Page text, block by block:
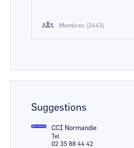
Membres (2443)
Suggestions
CCI Normandie
Tel
02 35 88 44 42